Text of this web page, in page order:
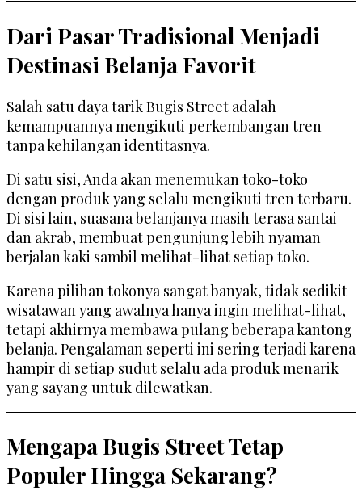
Dari Pasar Tradisional Menjadi
Destinasi Belanja Favorit
Salah satu daya tarik Bugis Street adalah
kemampuannya mengikuti perkembangan tren
tanpa kehilangan identitasnya.
Di satu sisi, Anda akan menemukan toko-toko
dengan produk yang selalu mengikuti tren terbaru.
Di sisi lain, suasana belanjanya masih terasa santai
dan akrab, membuat pengunjung lebih nyaman
berjalan kaki sambil melihat-lihat setiap toko.
Karena pilihan tokonya sangat banyak, tidak sedikit
wisatawan yang awalnya hanya ingin melihat-lihat,
tetapi akhirnya membawa pulang beberapa kantong
belanja. Pengalaman seperti ini sering terjadi karena
hampir di setiap sudut selalu ada produk menarik
yang sayang untuk dilewatkan.
Mengapa Bugis Street Tetap
Populer Hingga Sekarang?